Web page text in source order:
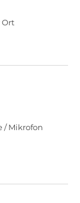
auf
alle mehr
Ort
/ Mikrofon